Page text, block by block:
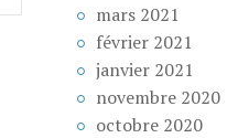
mars 2021
février 2021
janvier 2021
novembre 2020
octobre 2020